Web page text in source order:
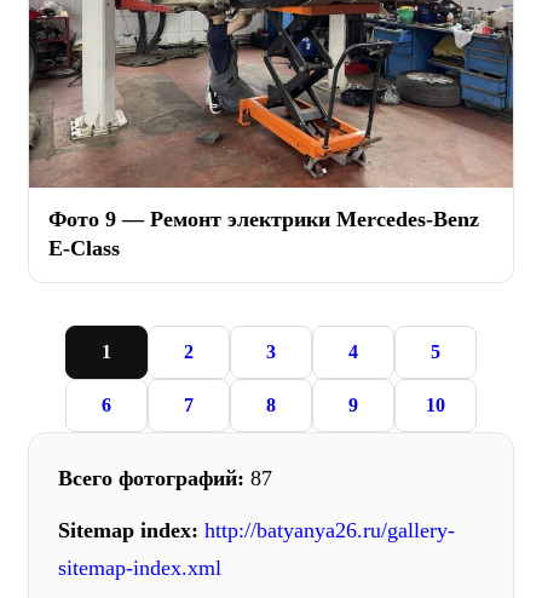
Фото 9 — Ремонт электрики Mercedes-Benz
E-Class
1 2 3 4 5
6 7 8 9 10
Всего фотографий: 87
Sitemap index: http://batyanya26.ru/gallery-
sitemap-index.xml